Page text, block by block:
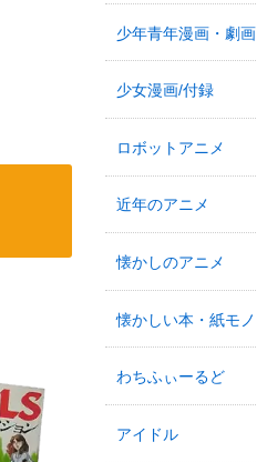
少年青年漫画・劇画
少女漫画/付録
ロボットアニメ
近年のアニメ
懐かしのアニメ
懐かしい本・紙モノ
わちふぃーるど
アイドル